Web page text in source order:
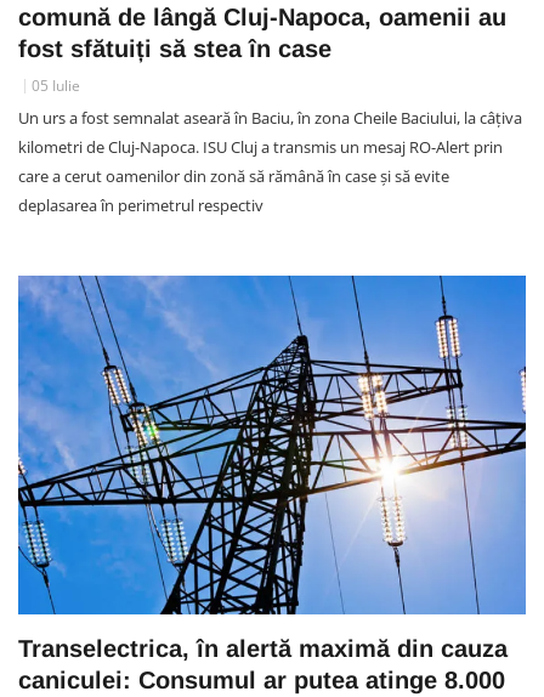
comună de lângă Cluj-Napoca, oamenii au
fost sfătuiți să stea în case
05 Iulie
Un urs a fost semnalat aseară în Baciu, în zona Cheile Baciului, la câțiva
kilometri de Cluj-Napoca. ISU Cluj a transmis un mesaj RO-Alert prin
care a cerut oamenilor din zonă să rămână în case și să evite
deplasarea în perimetrul respectiv
Transelectrica, în alertă maximă din cauza
caniculei: Consumul ar putea atinge 8.000